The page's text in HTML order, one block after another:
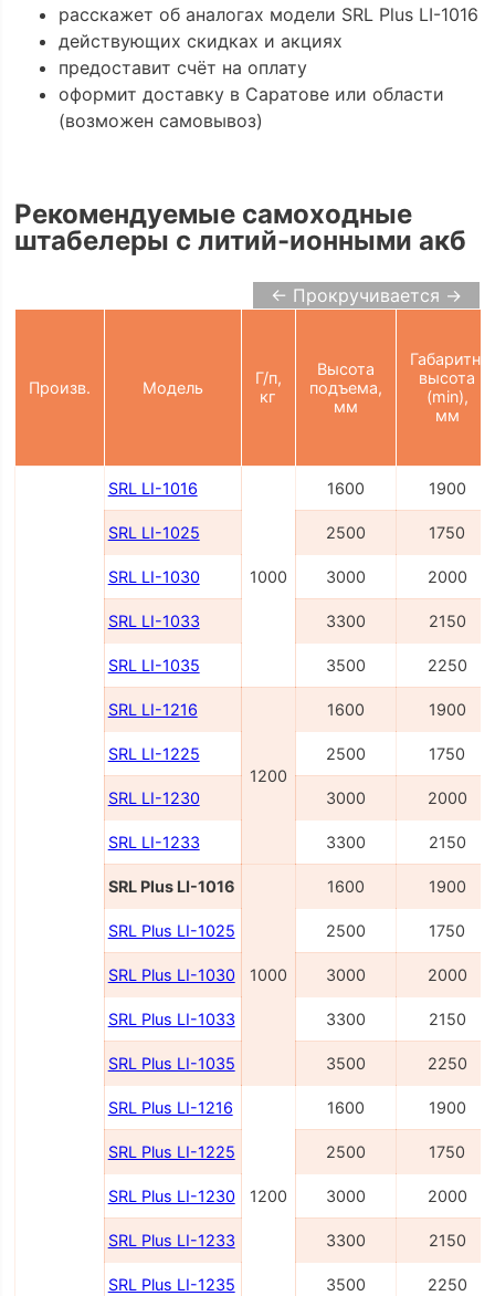
расскажет об аналогах модели SRL Plus LI-1016
действующих скидках и акциях
предоставит счёт на оплату
оформит доставку в Саратове или области
(возможен самовывоз)
Рекомендуемые самоходные
штабелеры с литий-ионными акб
← Прокручивается →
Произв. Модель
Г/п,
кг
Высота
подъема,
мм
Габаритн.
высота
(min),
мм
SRL LI-1016
1000
1600 1900
SRL LI-1025 2500 1750
SRL LI-1030 3000 2000
SRL LI-1033 3300 2150
SRL LI-1035 3500 2250
SRL LI-1216
1200
1600 1900
SRL LI-1225 2500 1750
SRL LI-1230 3000 2000
SRL LI-1233 3300 2150
SRL Plus LI-1016
1000
1600 1900
SRL Plus LI-1025 2500 1750
SRL Plus LI-1030 3000 2000
SRL Plus LI-1033 3300 2150
SRL Plus LI-1035 3500 2250
SRL Plus LI-1216
1200
1600 1900
SRL Plus LI-1225 2500 1750
SRL Plus LI-1230 3000 2000
SRL Plus LI-1233 3300 2150
SRL Plus LI-1235 3500 2250